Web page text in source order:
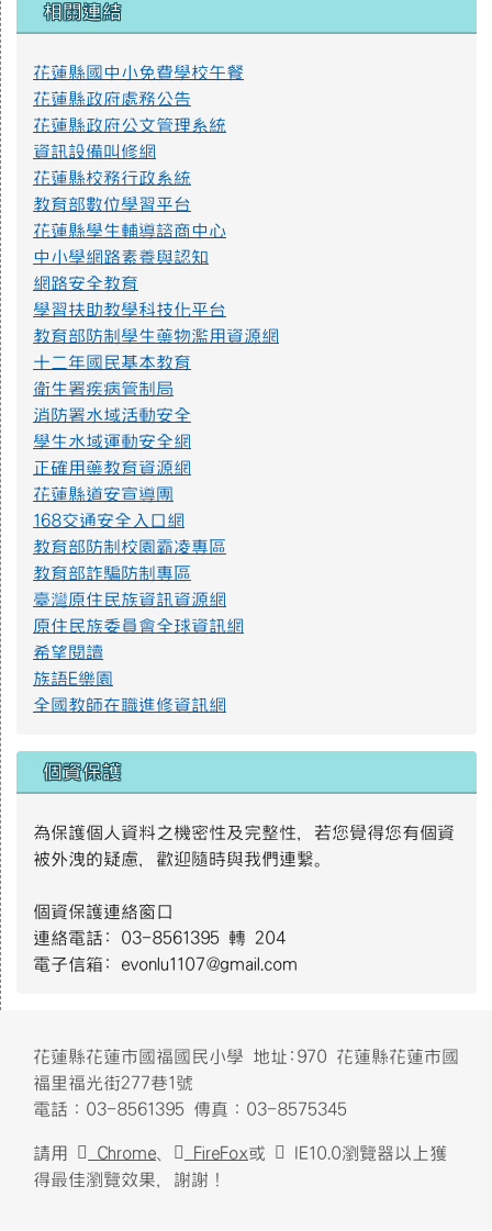
近年小紅書APP為國人下載使用，產生資訊安全疑慮、詐騙
或其他校園安全事件，經查內政部警政署165打詐儀表板「縣市
案例」列有423件因使用小紅書遭詐騙之案例，態樣包含：網路
購物詐騙、假交友（投資詐財）詐騙、假買家騙賣家詐騙、假
求職詐騙、色情應召詐財詐騙等。因此，教育部建置「不迷小
紅書，青春不迷途」專區，提供小紅書潛在威脅教育宣導資源
及講師資料，請多加推廣運用。
https://eliteracy.edu.tw/Shorts/xiaohongshu.html
提升社會大眾對身心障礙者權利公約1.jpg
提升社會大眾對身心障礙者權利公約2.jpg
遊樂設施管理規範3.png
4月2日世界關懷自閉症日主視覺｜衛生福利部社會及家庭署(112
會及家庭署(112年製).jpg
相關連結
花蓮縣國中小免費學校午餐
花蓮縣政府處務公告
花蓮縣政府公文管理系統
資訊設備叫修網
花蓮縣校務行政系統
教育部數位學習平台
花蓮縣學生輔導諮商中心
中小學網路素養與認知
網路安全教育
學習扶助教學科技化平台
教育部防制學生藥物濫用資源網
十二年國民基本教育
衛生署疾病管制局
消防署水域活動安全
學生水域運動安全網
正確用藥教育資源網
花蓮縣道安宣導團
168交通安全入口網
教育部防制校園霸凌專區
教育部詐騙防制專區
臺灣原住民族資訊資源網
原住民族委員會全球資訊網
希望閱讀
族語E樂園
全國教師在職進修資訊網
個資保護
為保護個人資料之機密性及完整性，若您覺得您有個資
被外洩的疑慮，歡迎隨時與我們連繫。
個資保護連絡窗口
連絡電話: 03-8561395 轉 204
電子信箱: evonlu1107@gmail.com
頁尾區域內容
花蓮縣花蓮市國福國民小學 地址:970 花蓮縣花蓮市國
福里福光街277巷1號
電話：03-8561395 傳真：03-8575345
請用 Chrome FireFox或
IE10.0瀏覽器以上獲
得最佳瀏覽效果，謝謝！